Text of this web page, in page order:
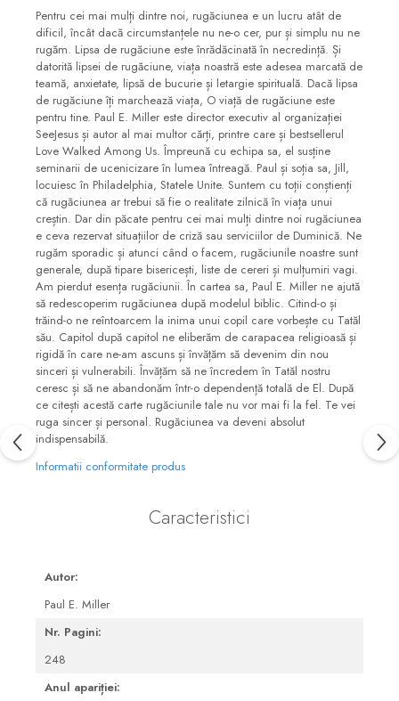
Finanțe
Romane, Nuvele și Povestiri
Biografii
Reviste
Poezii
Pentru cei mai mulți dintre noi, rugăciunea e un lucru atât de
dificil, încât dacă circumstanțele nu ne-o cer, pur și simplu nu ne
rugăm. Lipsa de rugăciune este înrădăcinată în necredință. Și
datorită lipsei de rugăciune, viața noastră este adesea marcată de
teamă, anxietate, lipsă de bucurie și letargie spirituală. Dacă lipsa
de rugăciune îți marchează viața, O viață de rugăciune este
pentru tine. Paul E. Miller este director executiv al organizației
SeeJesus și autor al mai multor cărți, printre care și bestsellerul
Love Walked Among Us. Împreună cu echipa sa, el susține
seminarii de ucenicizare în lumea întreagă. Paul și soția sa, Jill,
locuiesc în Philadelphia, Statele Unite. Suntem cu toții conștienți
că rugăciunea ar trebui să fie o realitate zilnică în viața unui
creștin. Dar din păcate pentru cei mai mulți dintre noi rugăciunea
e ceva rezervat situațiilor de criză sau serviciilor de Duminică. Ne
rugăm sporadic și atunci când o facem, rugăciunile noastre sunt
generale, după tipare bisericești, liste de cereri și mulțumiri vagi.
Am pierdut esența rugăciunii. În cartea sa, Paul E. Miller ne ajută
să redescoperim rugăciunea după modelul biblic. Citind-o și
trăind-o ne reîntoarcem la inima unui copil care vorbește cu Tatăl
său. Capitol după capitol ne eliberăm de carapacea religioasă și
rigidă în care ne-am ascuns și învățăm să devenim din nou
sinceri și vulnerabili. Învățăm să ne încredem în Tatăl nostru
ceresc și să ne abandonăm într-o dependență totală de El. După
ce citești acestă carte rugăciunile tale nu vor mai fi la fel. Te vei
ruga sincer și personal. Rugăciunea va deveni absolut
indispensabilă.
Informatii conformitate produs
Caracteristici
Autor:
Paul E. Miller
Nr. Pagini:
248
Anul apariției: